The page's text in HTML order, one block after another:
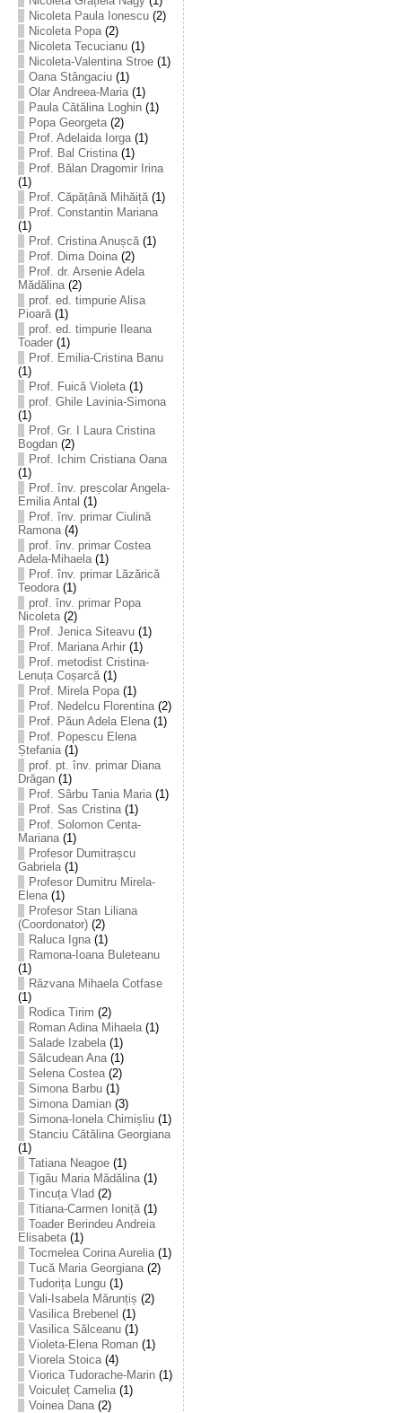
Nicoleta Paula Ionescu(2)
Nicoleta Popa(2)
Nicoleta Tecucianu(1)
Nicoleta-Valentina Stroe(1)
Oana Stângaciu(1)
Olar Andreea-Maria(1)
Paula Cătălina Loghin(1)
Popa Georgeta(2)
Prof. Adelaida Iorga(1)
Prof. Bal Cristina(1)
Prof. Bălan Dragomir Irina
(1)
Prof. Căpățână Mihăiță(1)
Prof. Constantin Mariana
(1)
Prof. Cristina Anușcă(1)
Prof. Dima Doina(2)
Prof. dr. Arsenie Adela
Mădălina(2)
prof. ed. timpurie Alisa
Pioară(1)
prof. ed. timpurie Ileana
Toader(1)
Prof. Emilia-Cristina Banu
(1)
Prof. Fuică Violeta(1)
prof. Ghile Lavinia-Simona
(1)
Prof. Gr. I Laura Cristina
Bogdan(2)
Prof. Ichim Cristiana Oana
(1)
Prof. înv. preșcolar Angela-
Emilia Antal (1)
Prof. înv. primar Ciulină
Ramona(4)
prof. înv. primar Costea
Adela-Mihaela(1)
Prof. înv. primar Lăzărică
Teodora(1)
prof. înv. primar Popa
Nicoleta(2)
Prof. Jenica Siteavu(1)
Prof. Mariana Arhir(1)
Prof. metodist Cristina-
Lenuța Coșarcă(1)
Prof. Mirela Popa(1)
Prof. Nedelcu Florentina(2)
Prof. Păun Adela Elena(1)
Prof. Popescu Elena
Ștefania(1)
prof. pt. înv. primar Diana
Drăgan(1)
Prof. Sârbu Tania Maria(1)
Prof. Sas Cristina(1)
Prof. Solomon Centa-
Mariana(1)
Profesor Dumitrașcu
Gabriela(1)
Profesor Dumitru Mirela-
Elena(1)
Profesor Stan Liliana
(Coordonator)(2)
Raluca Igna(1)
Ramona-Ioana Buleteanu
(1)
Răzvana Mihaela Cotfase
(1)
Rodica Tirim (2)
Roman Adina Mihaela(1)
Salade Izabela(1)
Sălcudean Ana(1)
Selena Costea(2)
Simona Barbu(1)
Simona Damian(3)
Simona-Ionela Chimișliu(1)
Stanciu Cătălina Georgiana
(1)
Tatiana Neagoe(1)
Țigău Maria Mădălina(1)
Tincuța Vlad (2)
Titiana-Carmen Ioniță(1)
Toader Berindeu Andreia
Elisabeta(1)
Tocmelea Corina Aurelia(1)
Tucă Maria Georgiana(2)
Tudorița Lungu(1)
Vali-Isabela Mărunțiș (2)
Vasilica Brebenel (1)
Vasilica Sălceanu(1)
Violeta-Elena Roman(1)
Viorela Stoica(4)
Viorica Tudorache-Marin(1)
Voiculeț Camelia(1)
Voinea Dana(2)